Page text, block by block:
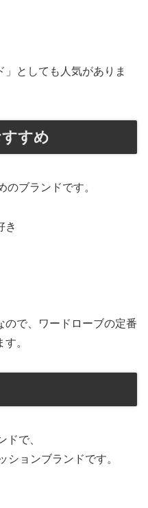
としても人気がありま
すめ
ブランドです。
き
ので、ワードローブの定番
。
ドで、
ションブランドです。